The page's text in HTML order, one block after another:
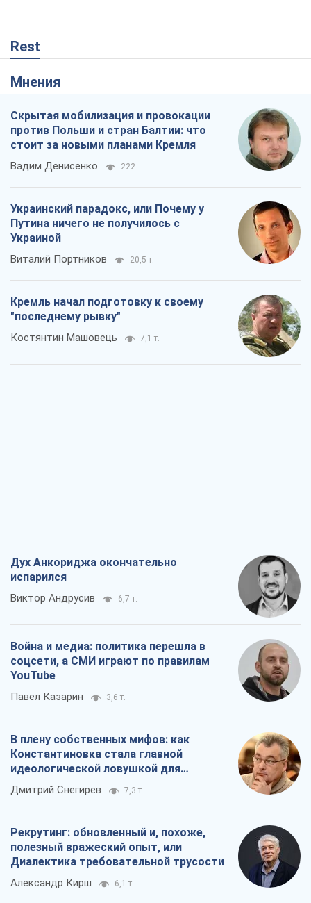
Rest
Мнения
Скрытая мобилизация и провокации
против Польши и стран Балтии: что
стоит за новыми планами Кремля
Вадим Денисенко 222
Украинский парадокс, или Почему у
Путина ничего не получилось с
Украиной
Виталий Портников 20,5 т.
Кремль начал подготовку к своему
"последнему рывку"
Костянтин Машовець 7,1 т.
Дух Анкориджа окончательно
испарился
Виктор Андрусив 6,7 т.
Война и медиа: политика перешла в
соцсети, а СМИ играют по правилам
YouTube
Павел Казарин 3,6 т.
В плену собственных мифов: как
Константиновка стала главной
идеологической ловушкой для
российских оккупантов
Дмитрий Снегирев 7,3 т.
Рекрутинг: обновленный и, похоже,
полезный вражеский опыт, или
Диалектика требовательной трусости
Александр Кирш 6,1 т.